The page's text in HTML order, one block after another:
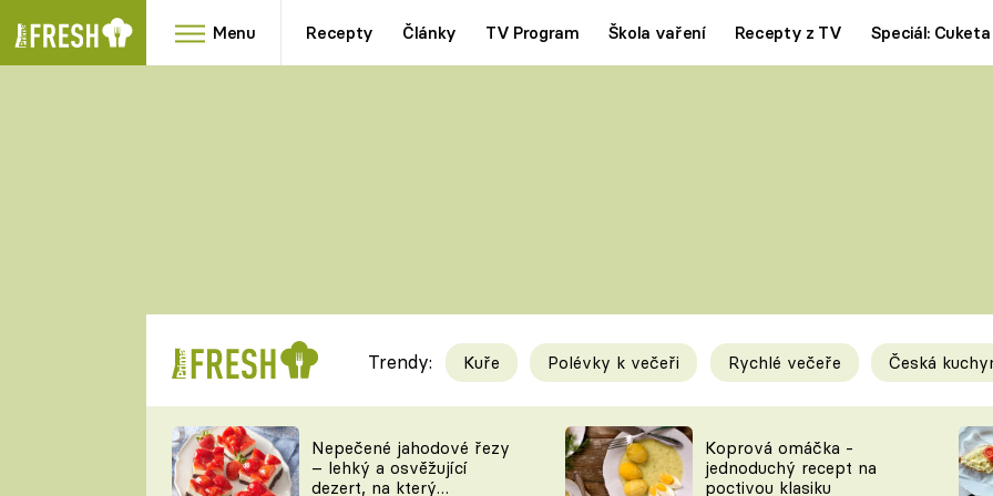
Menu Recepty Články TV Program Škola vaření Recepty z TV Speciál: Cuketa
RYCHLOVKY
Videorecepty
TEĎ VAŘÍ ŠÉF!
Tipy a triky
KAM ZA JÍDLEM
Trendy: Kuře Polévky k večeři Rychlé večeře Česká
Nepečené jahodové řezy
– lehký a osvěžující
dezert, na který
Koprová omáčka -
jednoduchý recept na
poctivou klasiku